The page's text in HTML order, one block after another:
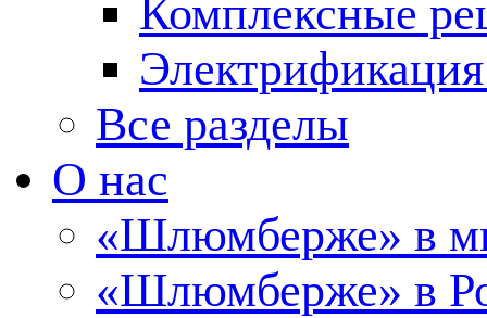
Комплексные
Все разделы
О нас
«Шлюмберже» в
«Шлюмберже» в